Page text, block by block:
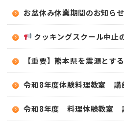
お盆休み休業期間のお知らせ
クッキングスクール中止
【重要】熊本県を震源とす
令和8年度体験料理教室 講
令和8年度 料理体験教室